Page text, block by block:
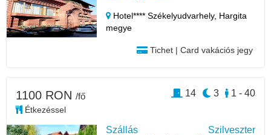
Hotel**** Székelyudvarhely, Hargita
megye
Tichet | Card vakációs jegy
Szállás Szilveszter
1100 RON /fő
Étkezéssel
1 - 40
3
14